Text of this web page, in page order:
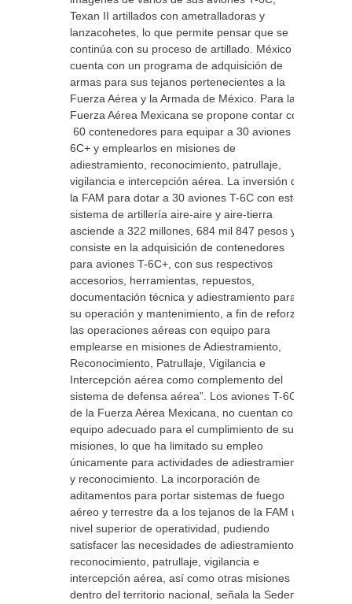
Texan II artillados con ametralladoras y
lanzacohetes, lo que permite pensar que se
continúa con su proceso de artillado. México
cuenta con un programa de adquisición de
armas para sus tejanos pertenecientes a la
Fuerza Aérea y la Armada de México. Para la
Fuerza Aérea Mexicana se propone contar con
60 contenedores para equipar a 30 aviones T-
6C+ y emplearlos en misiones de
adiestramiento, reconocimiento, patrullaje,
vigilancia e intercepción aérea. La inversión de
la FAM para dotar a 30 aviones T-6C con este
sistema de artillería aire-aire y aire-tierra
asciende a 322 millones, 684 mil 847 pesos y
consiste en la adquisición de contenedores
para aviones T-6C+, con sus respectivos
accesorios, herramientas, repuestos,
documentación técnica y adiestramiento para
su operación y mantenimiento, a fin de reforzar
las operaciones aéreas con equipo para
emplearse en misiones de Adiestramiento,
Reconocimiento, Patrullaje, Vigilancia e
Intercepción aérea como complemento del
sistema de defensa aérea”. Los aviones T-6C+
de la Fuerza Aérea Mexicana, no cuentan con
equipo adecuado para el cumplimiento de sus
misiones, lo que ha limitado su empleo
únicamente para actividades de adiestramiento
y reconocimiento. La incorporación de
aditamentos para portar sistemas de fuego
aéreo y terrestre da a los tejanos de la FAM un
nivel superior de operatividad, pudiendo
satisfacer las necesidades de adiestramiento,
reconocimiento, patrullaje, vigilancia e
intercepción aérea, así como otras misiones
dentro del territorio nacional, señala la Sedena